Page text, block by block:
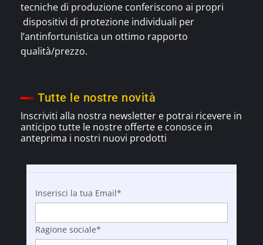
tecniche di produzione conferiscono ai propri
dispositivi di protezione individuali per
l’antinfortunistica un ottimo rapporto
qualità/prezzo.
Tutte le nostre novità
Inscriviti alla nostra newsletter e potrai ricevere in
anticipo tutte le nostre offerte e conosce in
anteprima i nostri nuovi prodotti
Inserisci la tua Email*
Ragione sociale*